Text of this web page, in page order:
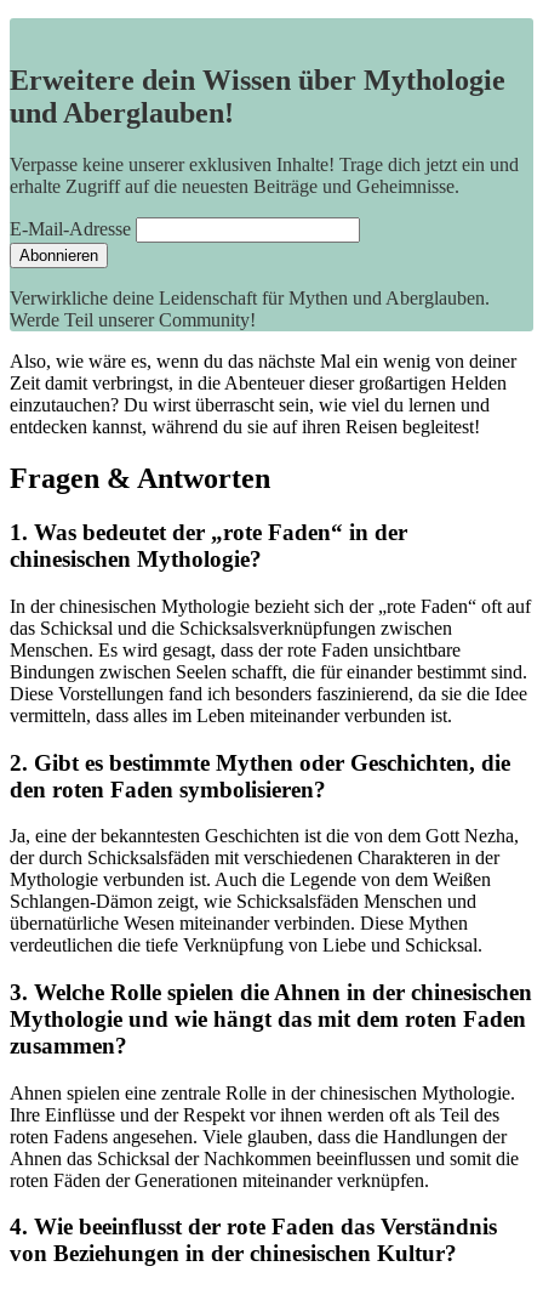
Erweitere dein Wissen über Mythologie
und Aberglauben!
Verpasse keine unserer exklusiven Inhalte! Trage dich jetzt ein und
erhalte Zugriff auf die neuesten Beiträge und Geheimnisse.
E-Mail-Adresse
Verwirkliche deine Leidenschaft für Mythen und Aberglauben.
Werde Teil unserer Community!
Also, wie wäre es, wenn du das nächste Mal ein wenig von⁣ deiner
Zeit ⁣damit verbringst, in die Abenteuer dieser großartigen Helden
einzutauchen? Du wirst überrascht sein, wie viel du lernen und
entdecken kannst, während du ⁤sie auf ihren Reisen begleitest!
Fragen & ‌Antworten
1. ‍Was bedeutet der „rote Faden“ in der
chinesischen Mythologie?
In der chinesischen Mythologie bezieht sich ⁤der ⁢„rote Faden“ oft auf
das Schicksal und die Schicksalsverknüpfungen zwischen
Menschen. Es wird⁣ gesagt, dass der rote Faden unsichtbare
Bindungen zwischen‌ Seelen schafft, die ​für einander bestimmt sind.
Diese Vorstellungen fand ich besonders faszinierend, da ⁣sie die Idee
vermitteln, dass alles im Leben miteinander‌ verbunden‍ ist.
2. Gibt es bestimmte Mythen ⁣oder Geschichten, die
den⁢ roten Faden⁣ symbolisieren?
Ja, eine der bekanntesten ⁤Geschichten ist die von dem Gott Nezha,
der durch Schicksalsfäden ⁤mit verschiedenen Charakteren in der
Mythologie verbunden ist. Auch die Legende von⁣ dem Weißen
Schlangen-Dämon zeigt, wie Schicksalsfäden ​Menschen und
übernatürliche Wesen miteinander verbinden. Diese Mythen
verdeutlichen‌ die tiefe Verknüpfung‌ von Liebe und Schicksal.
3. Welche Rolle‍ spielen die Ahnen in der chinesischen
Mythologie und wie hängt ⁣das mit dem roten Faden
zusammen?
Ahnen spielen eine zentrale Rolle in der chinesischen Mythologie.
Ihre Einflüsse und der Respekt vor ihnen werden oft als Teil des
roten Fadens angesehen. Viele glauben, dass die Handlungen der
Ahnen das Schicksal der Nachkommen beeinflussen und somit die
roten Fäden der Generationen miteinander verknüpfen.
4. Wie beeinflusst der rote Faden das Verständnis
von Beziehungen in der chinesischen Kultur?